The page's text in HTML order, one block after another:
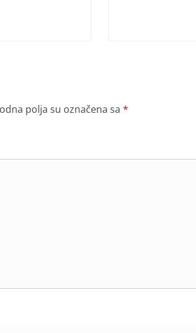
polja su označena sa *